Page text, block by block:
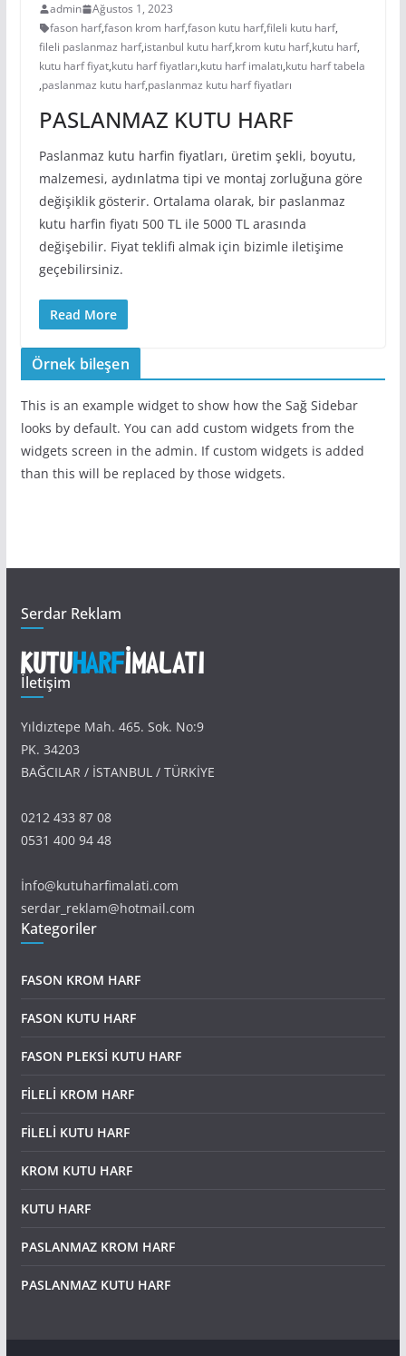
admin
Ağustos 1, 2023
fason harf,fason krom harf,fason kutu harf,fileli kutu harf,
fileli paslanmaz harf,istanbul kutu harf,krom kutu harf,kutu harf,
kutu harf fiyat,kutu harf fiyatları,kutu harf imalatı,kutu harf tabela
,paslanmaz kutu harf,paslanmaz kutu harf fiyatları
PASLANMAZ KUTU HARF
Paslanmaz kutu harfin fiyatları, üretim şekli, boyutu,
malzemesi, aydınlatma tipi ve montaj zorluğuna göre
değişiklik gösterir. Ortalama olarak, bir paslanmaz
kutu harfin fiyatı 500 TL ile 5000 TL arasında
değişebilir. Fiyat teklifi almak için bizimle iletişime
geçebilirsiniz.
Read More
Örnek bileşen
This is an example widget to show how the Sağ Sidebar
looks by default. You can add custom widgets from the
widgets screen in the admin. If custom widgets is added
than this will be replaced by those widgets.
Serdar Reklam
İletişim
Yıldıztepe Mah. 465. Sok. No:9
PK. 34203
BAĞCILAR / İSTANBUL / TÜRKİYE
0212 433 87 08
0531 400 94 48
İnfo@kutuharfimalati.com
serdar_reklam@hotmail.com
Kategoriler
FASON KROM HARF
FASON KUTU HARF
FASON PLEKSİ KUTU HARF
FİLELİ KROM HARF
FİLELİ KUTU HARF
KROM KUTU HARF
KUTU HARF
PASLANMAZ KROM HARF
PASLANMAZ KUTU HARF